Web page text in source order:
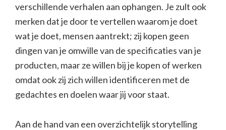
verschillende verhalen aan ophangen. Je zult ook
merken dat je door te vertellen waarom je doet
wat je doet, mensen aantrekt; zij kopen geen
dingen van je omwille van de specificaties van je
producten, maar ze willen bij je kopen of werken
omdat ook zij zich willen identificeren met de
gedachtes en doelen waar jij voor staat.
Aan de hand van een overzichtelijk storytelling